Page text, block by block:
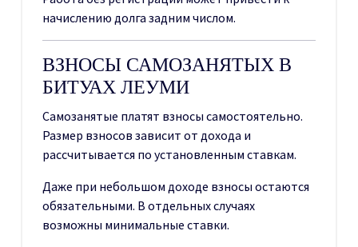
начислению долга задним числом.
ВЗНОСЫ САМОЗАНЯТЫХ В
БИТУАХ ЛЕУМИ
Самозанятые платят взносы самостоятельно.
Размер взносов зависит от дохода и
рассчитывается по установленным ставкам.
Даже при небольшом доходе взносы остаются
обязательными. В отдельных случаях
возможны минимальные ставки.